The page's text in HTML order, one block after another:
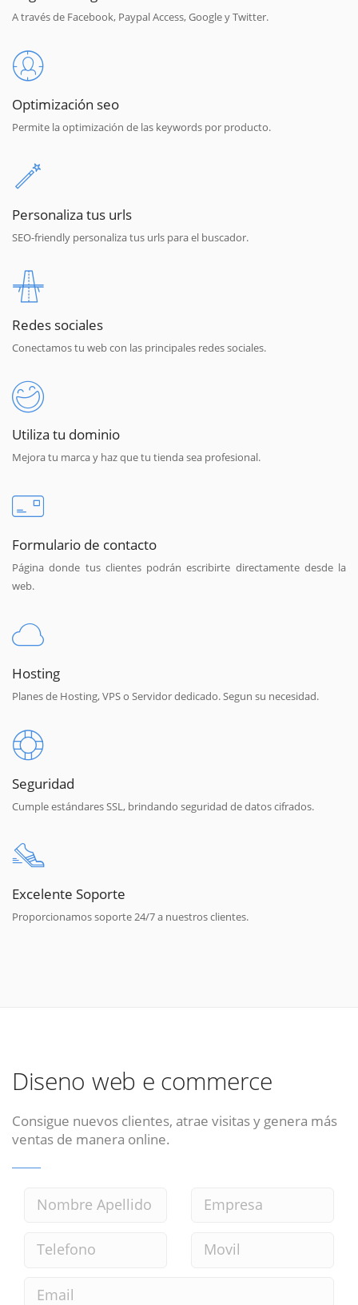
A través de Facebook, Paypal Access, Google y Twitter.
Optimización seo
Permite la optimización de las keywords por producto.
Personaliza tus urls
SEO-friendly personaliza tus urls para el buscador.
Redes sociales
Conectamos tu web con las principales redes sociales.
Utiliza tu dominio
Mejora tu marca y haz que tu tienda sea profesional.
Formulario de contacto
Página donde tus clientes podrán escribirte directamente desde la
web.
Hosting
Planes de Hosting, VPS o Servidor dedicado. Segun su necesidad.
Seguridad
Cumple estándares SSL, brindando seguridad de datos cifrados.
Excelente Soporte
Proporcionamos soporte 24/7 a nuestros clientes.
Diseno web e commerce
Consigue nuevos clientes, atrae visitas y genera más
ventas de manera online.